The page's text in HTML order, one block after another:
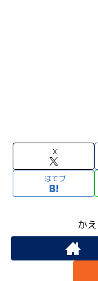
X
はてブ
か